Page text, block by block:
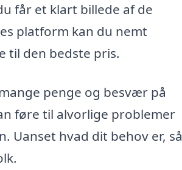
får et klart billede af de
platform kan du nemt
til den bedste pris.
penge og besvær på
føre til alvorlige problemer
Uanset hvad dit behov er, så